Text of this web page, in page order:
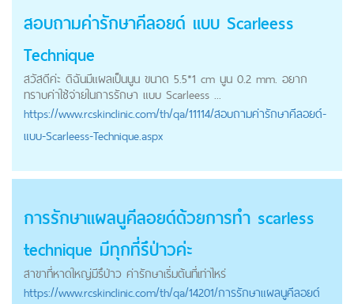
สอบถามค่ารักษาคีลอยด์ แบบ Scarleess
Technique
สวัสดีค่ะ ดิฉันมีแผลเป็นนูน ขนาด 5.5*1 cm นูน 0.2 mm. อยาก
ทราบค่าใช้จ่ายในการรักษา แบบ Scarleess ...
https://www.rcskinclinic.com/th/qa/11114/สอบถามค่ารักษาคีลอยด์-
แบบ-Scarleess-Technique.aspx
การรักษาแผลนูคีลอยด์ด้วยการทำ scarless
technique มีทุกที่รึป่าวค่ะ
สาขาที่หาดใหญ่มีรึป่าว ค่ารักษาเริ่มต้นที่เท่าไหร่
https://www.rcskinclinic.com/th/qa/14201/การรักษาแผลนูคีลอยด์